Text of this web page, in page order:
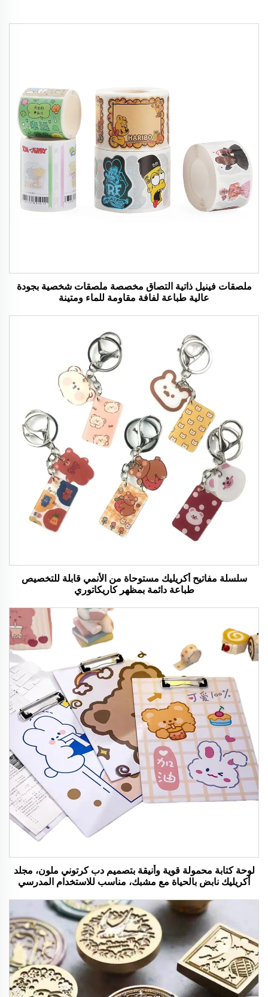
ملصقات فينيل ذاتية التصاق مخصصة ملصقات شخصية بجودة
عالية طباعة لفافة مقاومة للماء ومتينة
سلسلة مفاتيح أكريليك مستوحاة من الأنمي قابلة للتخصيص
طباعة دائمة بمظهر كاريكاتوري
لوحة كتابة محمولة قوية وأنيقة بتصميم دب كرتوني ملون، مجلد
أكريليك نابض بالحياة مع مشبك، مناسب للاستخدام المدرسي